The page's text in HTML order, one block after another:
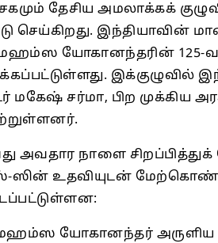
தேசிய அமலாக்கக்
செய்கிறது. இந்தியாவின்
யோகானந்தரின் 125-
இக்குழுவில்
மகேஷ் சர்மா, பிற முக்கிய
அவதார நாளை
உதவியுடன்
யோகானந்தர் அருளிய